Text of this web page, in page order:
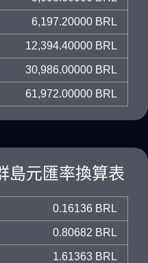
6,197.20000 BRL
12,394.40000 BRL
30,986.00000 BRL
61,972.00000 BRL
島元匯率換算表
0.16136 BRL
0.80682 BRL
1.61363 BRL